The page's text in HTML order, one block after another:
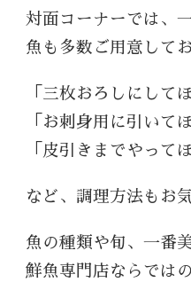
対面コーナーでは、
魚も多数ご用意して
「三枚おろしにして
「お刺身用に引いて
「皮引きまでやって
など、調理方法もお
魚の種類や旬、一番
鮮魚専門店ならでは